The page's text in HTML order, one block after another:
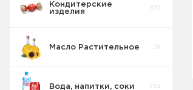
Кондитерские
изделия
670
Масло Растительное 39
Вода, напитки, соки 334